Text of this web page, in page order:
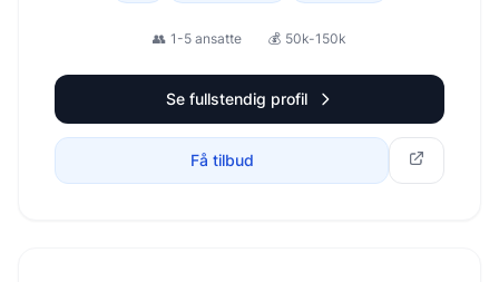
👥 1-5 ansatte 💰 50k-150k
Se fullstendig profil
Få tilbud